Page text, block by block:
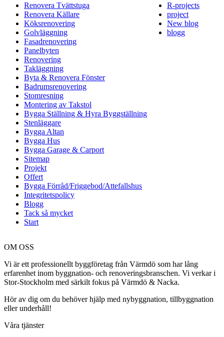
Renovera Tvättstuga
Renovera Källare
Köksrenovering
Golvläggning
Fasadrenovering
Panelbyten
Renovering
Takläggning
Byta & Renovera Fönster
Badrumsrenovering
Stomresning
Montering av Takstol
Bygga Ställning & Hyra Byggställning
Stenläggare
Bygga Altan
Bygga Hus
Bygga Garage & Carport
Sitemap
Projekt
Offert
Bygga Förråd/Friggebod/Attefallshus
Integritetspolicy
Blogg
Tack så mycket
Start
R-projects
project
New blog
blogg
OM OSS
Vi är ett professionellt byggföretag från Värmdö som har lång
erfarenhet inom byggnation- och renoveringsbranschen. Vi verkar i
Stor-Stockholm med särkilt fokus på Värmdö & Nacka.
Hör av dig om du behöver hjälp med nybyggnation, tillbyggnation
eller underhåll!
Våra tjänster